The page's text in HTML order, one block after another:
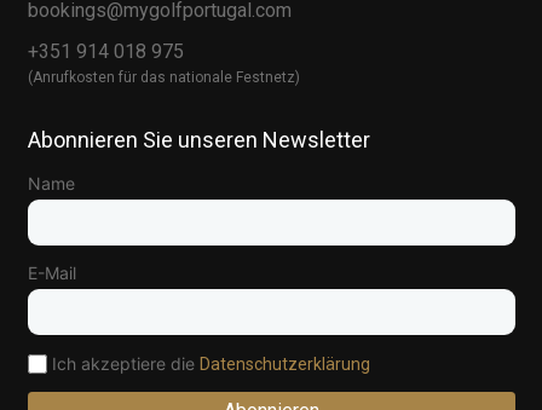
bookings@mygolfportugal.com
+351 914 018 975
(Anrufkosten für das nationale Festnetz)
Abonnieren Sie unseren Newsletter
Name
E-Mail
Ich akzeptiere die Datenschutzerklärung